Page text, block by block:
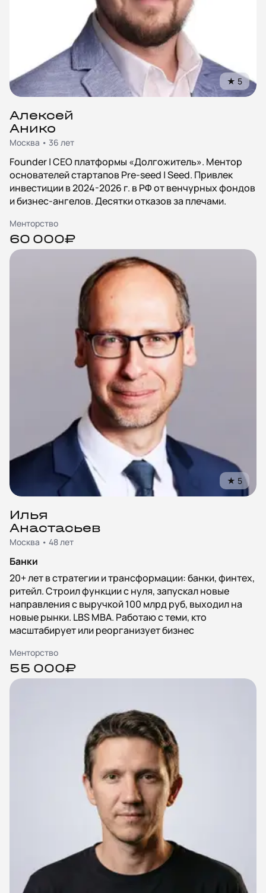
★ 5
Алексей
Анико
Москва • 36 лет
Founder | CEO платформы «Долгожитель». Ментор
основателей стартапов Pre-seed | Seed. Привлек
инвестиции в 2024-2026 г. в РФ от венчурных фондов
и бизнес-ангелов. Десятки отказов за плечами.
Менторство
60 000₽
★ 5
Илья
Анастасьев
Москва • 48 лет
Банки
20+ лет в стратегии и трансформации: банки, финтех,
ритейл. Строил функции с нуля, запускал новые
направления с выручкой 100 млрд руб, выходил на
новые рынки. LBS MBA. Работаю с теми, кто
масштабирует или реорганизует бизнес
Менторство
55 000₽